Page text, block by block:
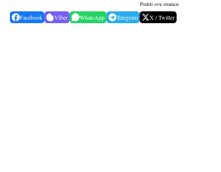
Podeli ovu stranicu
Facebook Viber WhatsApp Telegram X / Twitter